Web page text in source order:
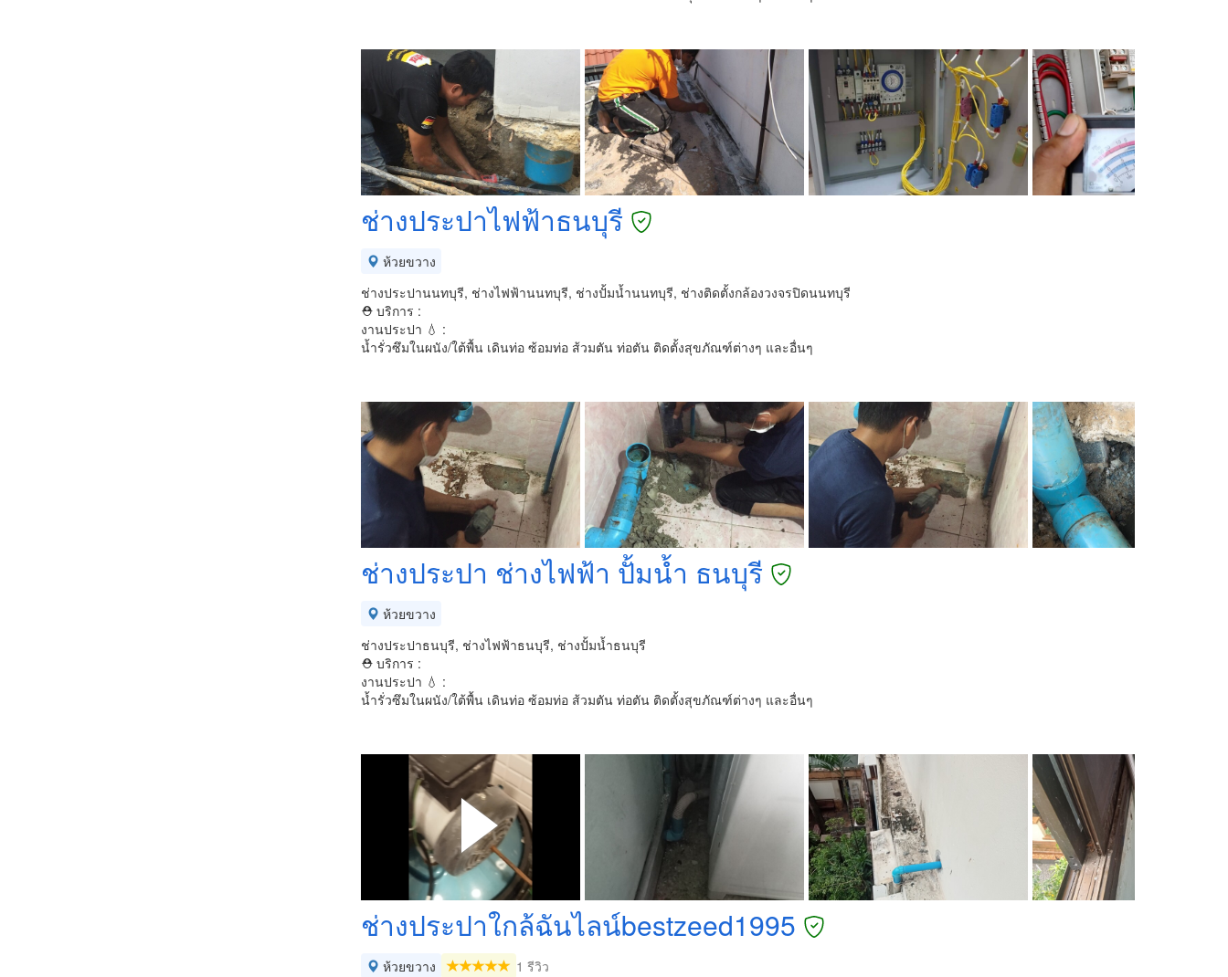
ช่างประปาไฟฟ้าธนบุรี
ห้วยขวาง
ช่างประปานนทบุรี, ช่างไฟฟ้านนทบุรี, ช่างปั้มน้ำนนทบุรี, ช่างติดตั้งกล้องวงจรปิดนนทบุรี
⛑ บริการ :
งานประปา 💧 :
น้ำรั่วซึมในผนัง/ใต้พื้น เดินท่อ ซ้อมท่อ ส้วมตัน ท่อตัน ติดตั้งสุขภัณฑ์ต่างๆ และอื่นๆ
ช่างประปา ช่างไฟฟ้า ปั้มน้ำ ธนบุรี
ห้วยขวาง
ช่างประปาธนบุรี, ช่างไฟฟ้าธนบุรี, ช่างปั้มน้ำธนบุรี
⛑ บริการ :
งานประปา 💧 :
น้ำรั่วซึมในผนัง/ใต้พื้น เดินท่อ ซ้อมท่อ ส้วมตัน ท่อตัน ติดตั้งสุขภัณฑ์ต่างๆ และอื่นๆ
ช่างประปาใกล้ฉันไลน์bestzeed1995
ห้วยขวาง 1 รีวิว